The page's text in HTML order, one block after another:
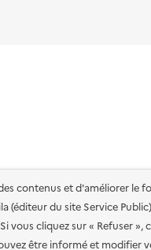
contenus et d'améliorer le
(éditeur du site Service
cliquez sur « Refuser »,
être informé et modifier